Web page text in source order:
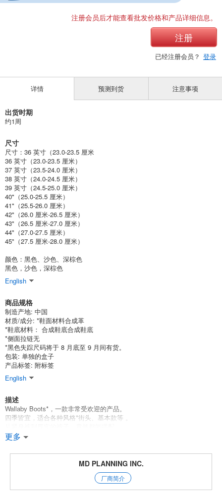
深棕色 38" (24.0-24.5cm)
1点/组 有库存
(BJ-8125 DK.BRN)
1点/组 有库存
深棕色 40" (25.0-25.5cm)
(BJ-8125 DK.BRN)
批发价: 仅限会员
深棕色41英寸（25.5-26.0厘米）
(BJ-8125 DK.BRN)
批发价:仅限会员
深棕色42英寸（26.0-26.5厘米）。
(BJ-8125 DK.BRN)
批发价:仅限会员
(BJ-8125 DK.BRN)
批发价:仅限会员
深棕色 44" (27.0-27.5cm)
(BJ-8125 DK.BRN)
批发价:仅限会员
深棕色 45" (27.5-28.0cm)
(BJ-8125 DK.BRN)
批发价:
批发价:仅限会员 1点/组 有库存
注册会员后才能查看批发价格和产品详细信息。
注册
已经注册会员？ 登录
详情
出货时期
约1周
尺寸
尺寸：36 英寸（23.0-23.5 厘米
36 英寸（23.0-23.5 厘米）
37 英寸（23.5-24.0 厘米）
38 英寸（24.0-24.5 厘米）
39 英寸（24.5-25.0 厘米）
40"（25.0-25.5 厘米）
41"（25.5-26.0 厘米）
42"（26.0 厘米-26.5 厘米）
43"（26.5 厘米-27.0 厘米）
44"（27.0-27.5 厘米）
45"（27.5 厘米-28.0 厘米）
颜色：黑色、沙色、深棕色
黑色，沙色，深棕色
English
商品规格
制造产地: 中国
材质/成分: *鞋面材料合成革
*鞋底材料： 合成鞋底合成鞋底
*侧面拉链无
*黑色失踪尺码将于 8 月底至 9 月间有货。
包装: 单独的盒子
产品标签: 附标签
English
描述
Wallaby Boots*，一款非常受欢迎的产品。
四季皆宜，适合各种风格*街头、基本款等 。
这是一款非常实用的单品，可以拓宽您的搭配范围。
配备软垫鞋垫
采用专为靴子开发的软垫鞋垫，穿着舒适。
蜂窝状的缓冲结构可减少行走时的震动。
台面采用透气性良好的网眼材料，实现了平滑舒适的穿着感！
更多
预测到货 注意事项
MD PLANNING INC.
厂商简介